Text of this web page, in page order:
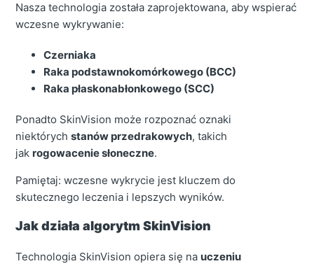
Nasza technologia została zaprojektowana, aby wspierać
wczesne wykrywanie:
Czerniaka
Raka podstawnokomórkowego (BCC)
Raka płaskonabłonkowego (SCC)
Ponadto SkinVision może rozpoznać oznaki
niektórychstanów przedrakowych, takich
jak rogowacenie słoneczne.
Pamiętaj: wczesne wykrycie jest kluczem do
skutecznego leczenia i lepszych wyników.
Jak działa algorytm SkinVision
Technologia SkinVision opiera się na uczeniu